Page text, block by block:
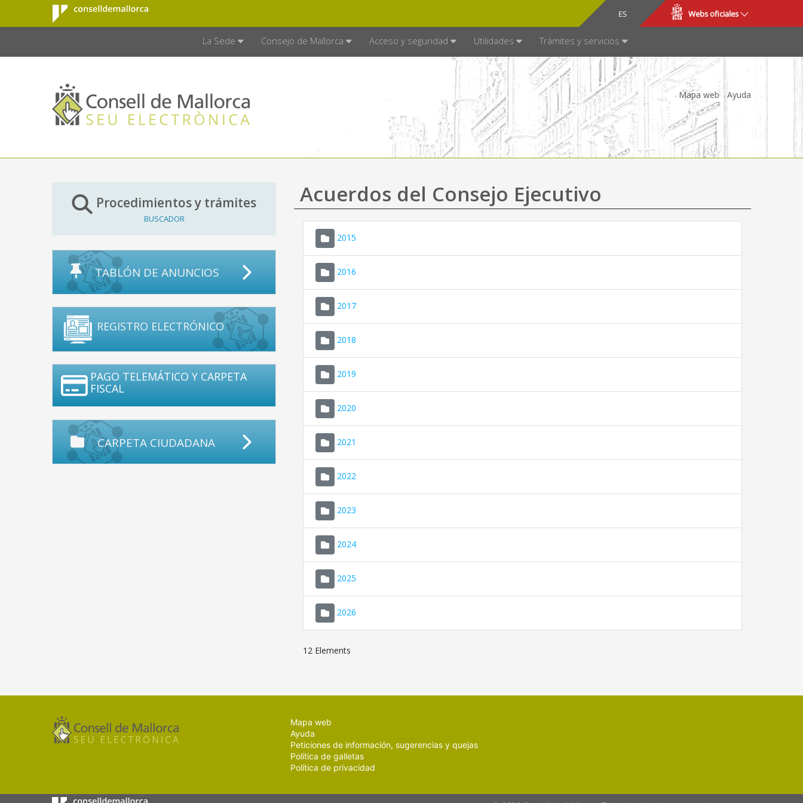
Saltar al contenido principal
Consell de
Mallorca
ES
CA Webs oficiales
La Sede Consejo de Mallorca Acceso y seguridad Utilidades Trámites y servicios
Mapa web Ayuda
Procedimientos y trámites
BUSCADOR
TABLÓN DE ANUNCIOS
REGISTRO ELECTRÓNICO
PAGO TELEMÁTICO Y CARPETA
FISCAL
CARPETA CIUDADANA
Acuerdos del Consejo Ejecutivo
2015
2016
2017
2018
2019
2020
2021
2022
2023
2024
2025
2026
12 Elements
Mapa web
Ayuda
Peticiones de información, sugerencias y quejas
Política de galletas
Política de privacidad